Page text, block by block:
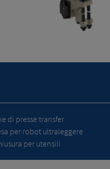
di presse transfer
per robot ultraleggere
per utensili